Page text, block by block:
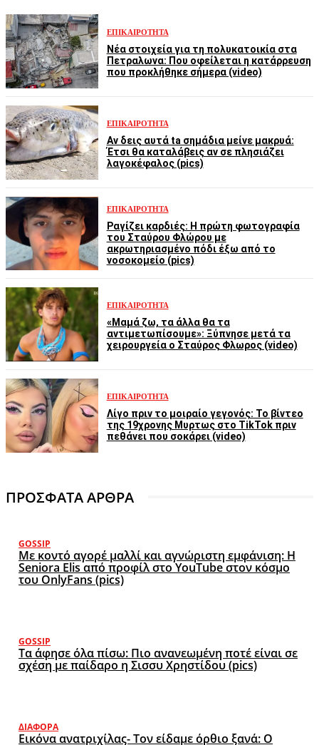
ΕΠΙΚΑΙΡΌΤΗΤΑ
Νέα στοιχεία για τη πολυκατοικία στα
Πετραλωνα: Που οφείλεται η κατάρρευση
που προκλήθηκε σήμερα (video)
ΕΠΙΚΑΙΡΌΤΗΤΑ
Αν δεις αυτά ta σημάδια μείνε μακρυά:
Έτσι θα καταλάβεις αν σε πλησιάζει
λαγοκέφαλος (pics)
ΕΠΙΚΑΙΡΌΤΗΤΑ
Ραγίζει καρδιές: Η πρώτη φωτογραφία
του Σταύρου Φλώρου με
ακρωτηριασμένο πόδι έξω από το
νοσοκομείο (pics)
ΕΠΙΚΑΙΡΌΤΗΤΑ
«Μαμά ζω, τα άλλα θα τα
αντιμετωπίσουμε»: Ξύπνησε μετά τα
χειρουργεία ο Σταύρος Φλωρος (video)
ΕΠΙΚΑΙΡΌΤΗΤΑ
Λίγο πριν το μοιραίο γεγονός: Το βίντεο
της 19χρονης Μυρτως στο TikTok πριν
πεθάνει που σοκάρει (video)
ΠΡΟΣΦΑΤΑ ΑΡΘΡΑ
GOSSIP
Με κοντό αγορέ μαλλί και αγνώριστη εμφάνιση: Η
Seniora Elis από προφίλ στο YouTube στον κόσμο
του OnlyFans (pics)
GOSSIP
Τα άφησε όλα πίσω: Πιο ανανεωμένη ποτέ είναι σε
σχέση με παίδαρο η Σισσυ Χρηστίδου (pics)
ΔΙΆΦΟΡΑ
Εικόνα ανατριχίλας- Τον είδαμε όρθιο ξανά: Ο